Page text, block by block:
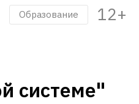
Образование 12+
системе"